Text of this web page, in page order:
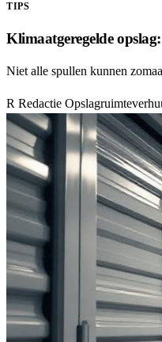
TIPS
Klimaatgeregelde
Niet alle spullen kunnen
R Redactie